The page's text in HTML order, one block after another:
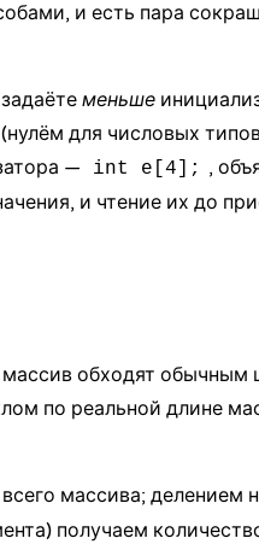
и есть пара
меньше
(нулём для числовых
— int e[4];
,
и чтение их до
обходят обычным
по реальной длине
массива; делением
получаем